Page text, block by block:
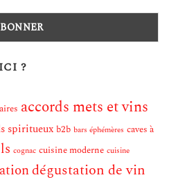
?
accords mets et vins
spiritueux b2b bars éphémères caves à
cognac cuisine moderne cuisine
dégustation de vin